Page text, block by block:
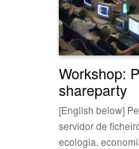
Workshop:
shareparty
[English below]
servidor de
ecologia,